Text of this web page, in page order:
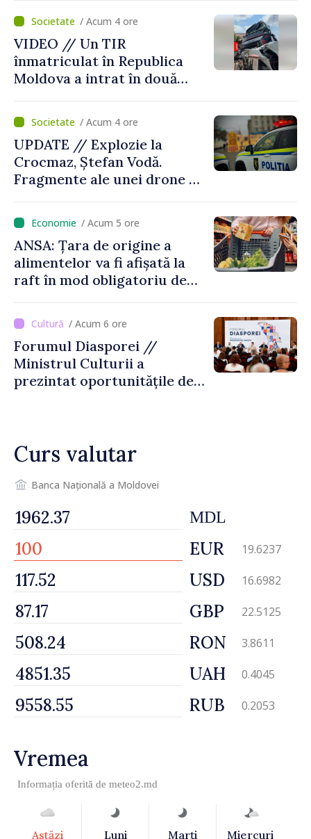
/ Acum 4 ore
VIDEO // Un TIR
înmatriculat în Republica
Moldova a intrat în două
România
/ Acum 4 ore
UPDATE // Explozie la
Crocmaz, Ștefan Vodă.
Fragmente ale unei drone de
locului
/ Acum 5 ore
ANSA: Țara de origine a
alimentelor va fi afișată la
raft în mod obligatoriu de
riscă amenzi de zeci de mii
de lei de lei/ Acum 6 ore
Forumul Diasporei //
Ministrul Culturii a
prezintat oportunitățile de
Curs valutar
Banca Națională a Moldovei
MDL
EUR 19.6237
USD 16.6982
GBP 22.5125
RON 3.8611
UAH 0.4045
RUB 0.2053
Vremea
Informația oferită de meteo2.md
Astăzi Luni Marţi Miercuri